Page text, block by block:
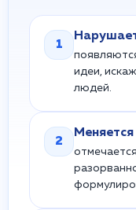
1
идеи,
людей.
2